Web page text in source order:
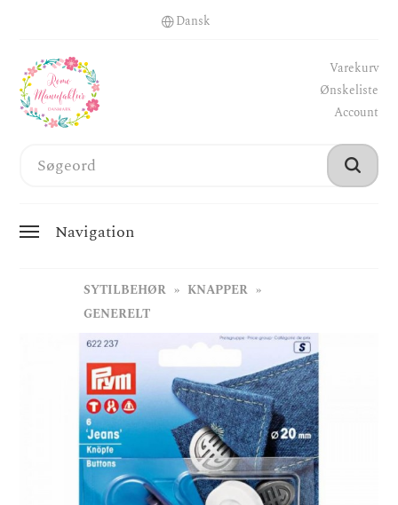
Varekurv
Ønskeliste
Account
Navigation
SYTILBEHØR
KNAPPER
GENERELT